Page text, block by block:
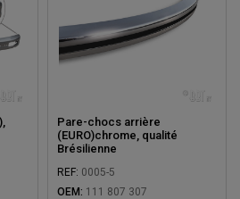
Pare-chocs arrière
(EURO)chrome, qualité
Brésilienne
REF: 0005-5
OEM: 111 807 307